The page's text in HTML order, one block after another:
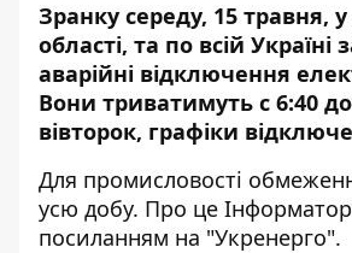
Зранку середу, 15 травня, у
області, та по всій Україні
аварійні відключення
Вони триватимуть с 6:40 до
вівторок, графіки
Для промисловості
усю добу. Про це Інформатор
посиланням на "Укренерго".